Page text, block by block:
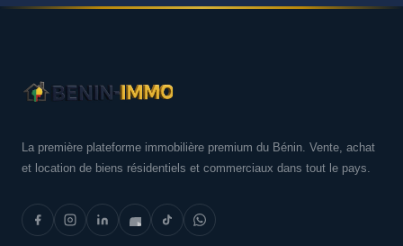
La première plateforme immobilière premium du Bénin. Vente, achat
et location de biens résidentiels et commerciaux dans tout le pays.